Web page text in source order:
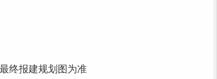
终报建规划图为准